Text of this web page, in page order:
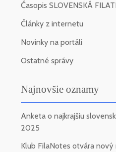
Časopis SLOVENSKÁ
Články z internetu
Novinky na portáli
Ostatné správy
Najnovšie oznamy
Anketa o najkrajšiu
2025
Klub FilaNotes otvára